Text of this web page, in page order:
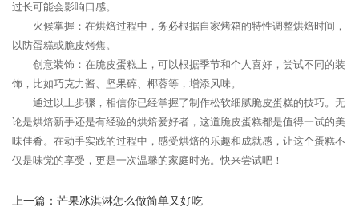
过长可能会影响口感。
火候掌握：在烘焙过程中，务必根据自家烤箱的特性调整烘焙时间，
以防蛋糕或脆皮烤焦。
创意装饰：在脆皮蛋糕上，可以根据季节和个人喜好，尝试不同的装
饰，比如巧克力酱、坚果碎、椰蓉等，增添风味。
通过以上步骤，相信你已经掌握了制作松软细腻脆皮蛋糕的技巧。无
论是烘焙新手还是有经验的烘焙爱好者，这道脆皮蛋糕都是值得一试的美
味佳肴。在动手实践的过程中，感受烘焙的乐趣和成就感，让这个蛋糕不
仅是味觉的享受，更是一次温馨的家庭时光。快来尝试吧！
上一篇： 芒果冰淇淋怎么做简单又好吃